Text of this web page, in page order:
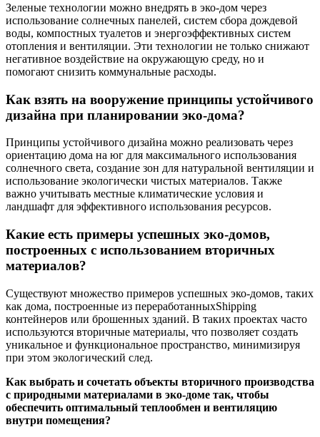
Зеленые технологии можно внедрять в эко-дом через
использование солнечных панелей, систем сбора дождевой
воды, компостных туалетов и энергоэффективных систем
отопления и вентиляции. Эти технологии не только снижают
негативное воздействие на окружающую среду, но и
помогают снизить коммунальные расходы.
Как взять на вооружение принципы устойчивого
дизайна при планировании эко-дома?
Принципы устойчивого дизайна можно реализовать через
ориентацию дома на юг для максимального использования
солнечного света, создание зон для натуральной вентиляции и
использование экологически чистых материалов. Также
важно учитывать местные климатические условия и
ландшафт для эффективного использования ресурсов.
Какие есть примеры успешных эко-домов,
построенных с использованием вторичных
материалов?
Существуют множество примеров успешных эко-домов, таких
как дома, построенные из переработанныхShipping
контейнеров или брошенных зданий. В таких проектах часто
используются вторичные материалы, что позволяет создать
уникальное и функциональное пространство, минимизируя
при этом экологический след.
Как выбрать и сочетать объекты вторичного производства
с природными материалами в эко-доме так, чтобы
обеспечить оптимальный теплообмен и вентиляцию
внутри помещения?